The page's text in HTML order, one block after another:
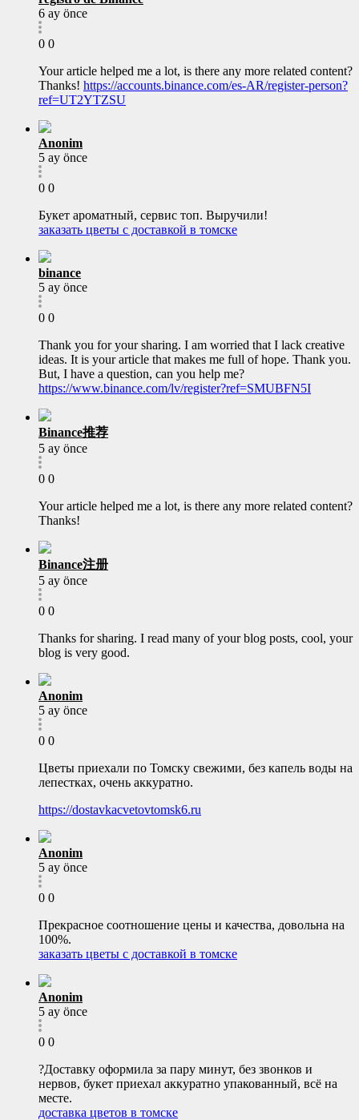
6 ay önce
0 0
Your article helped me a lot, is there any more related content?
Thanks! https://accounts.binance.com/es-AR/register-person?
ref=UT2YTZSU
Anonim
5 ay önce
0 0
Букет ароматный, сервис топ. Выручили!
заказать цветы с доставкой в томске
binance
5 ay önce
0 0
Thank you for your sharing. I am worried that I lack creative
ideas. It is your article that makes me full of hope. Thank you.
But, I have a question, can you help me?
https://www.binance.com/lv/register?ref=SMUBFN5I
Binance推荐
5 ay önce
0 0
Your article helped me a lot, is there any more related content?
Thanks!
Binance注册
5 ay önce
0 0
Thanks for sharing. I read many of your blog posts, cool, your
blog is very good.
Anonim
5 ay önce
0 0
Цветы приехали по Томску свежими, без капель воды на
лепестках, очень аккуратно.
https://dostavkacvetovtomsk6.ru
Anonim
5 ay önce
0 0
Прекрасное соотношение цены и качества, довольна на
100%.
заказать цветы с доставкой в томске
Anonim
5 ay önce
0 0
?Доставку оформила за пару минут, без звонков и
нервов, букет приехал аккуратно упакованный, всё на
месте.
доставка цветов в томске